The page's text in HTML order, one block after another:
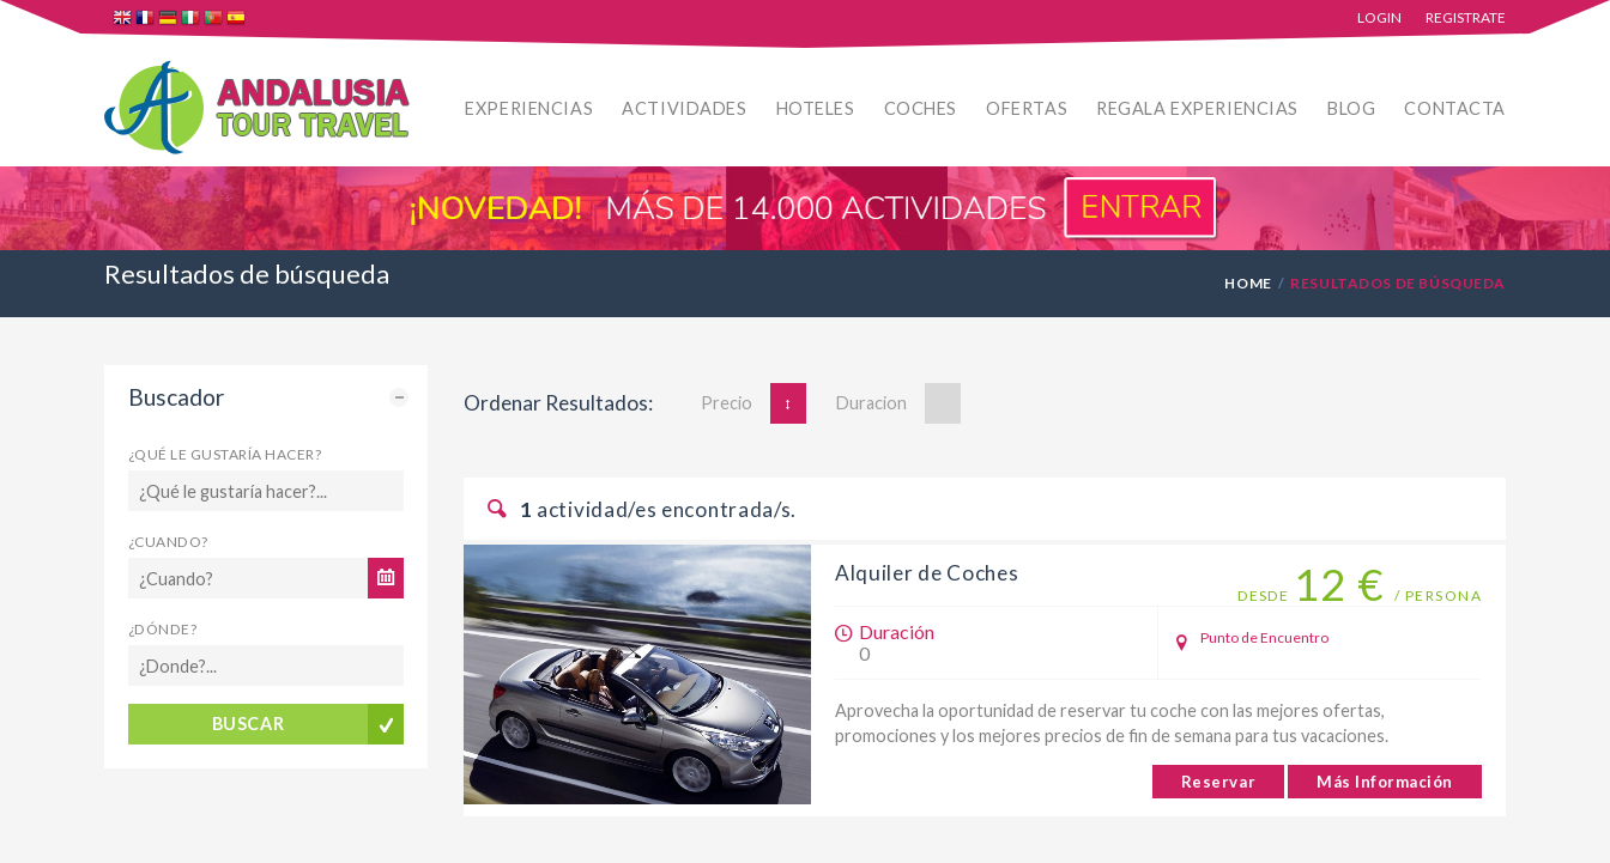
LOGIN REGISTRATE
EXPERIENCIAS ACTIVIDADES HOTELES COCHES OFERTAS REGALA EXPERIENCIAS BLOG CONTACTA
Resultados de búsqueda HOME RESULTADOS DE BÚSQUEDA
Buscador
¿QUÉ LE GUSTARÍA HACER?
¿CUANDO?
¿DÓNDE?
BUSCAR
Ordenar Resultados: ↓
Precio ↑ Duracion
1 actividad/es encontrada/s.
Alquiler de Coches
DESDE 12 € / PERSONA
Duración
0
Punto de Encuentro
Aprovecha la oportunidad de reservar tu coche con las mejores ofertas,
promociones y los mejores precios de fin de semana para tus vacaciones.
Más Información
Reservar